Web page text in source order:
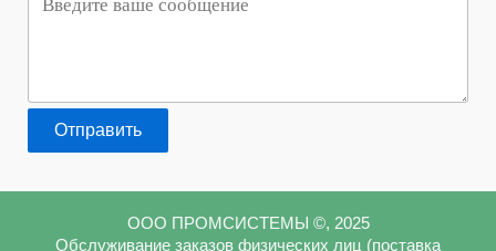
Отправить
ООО ПРОМСИСТЕМЫ ©, 2025
Обслуживание заказов физических лиц (поставка